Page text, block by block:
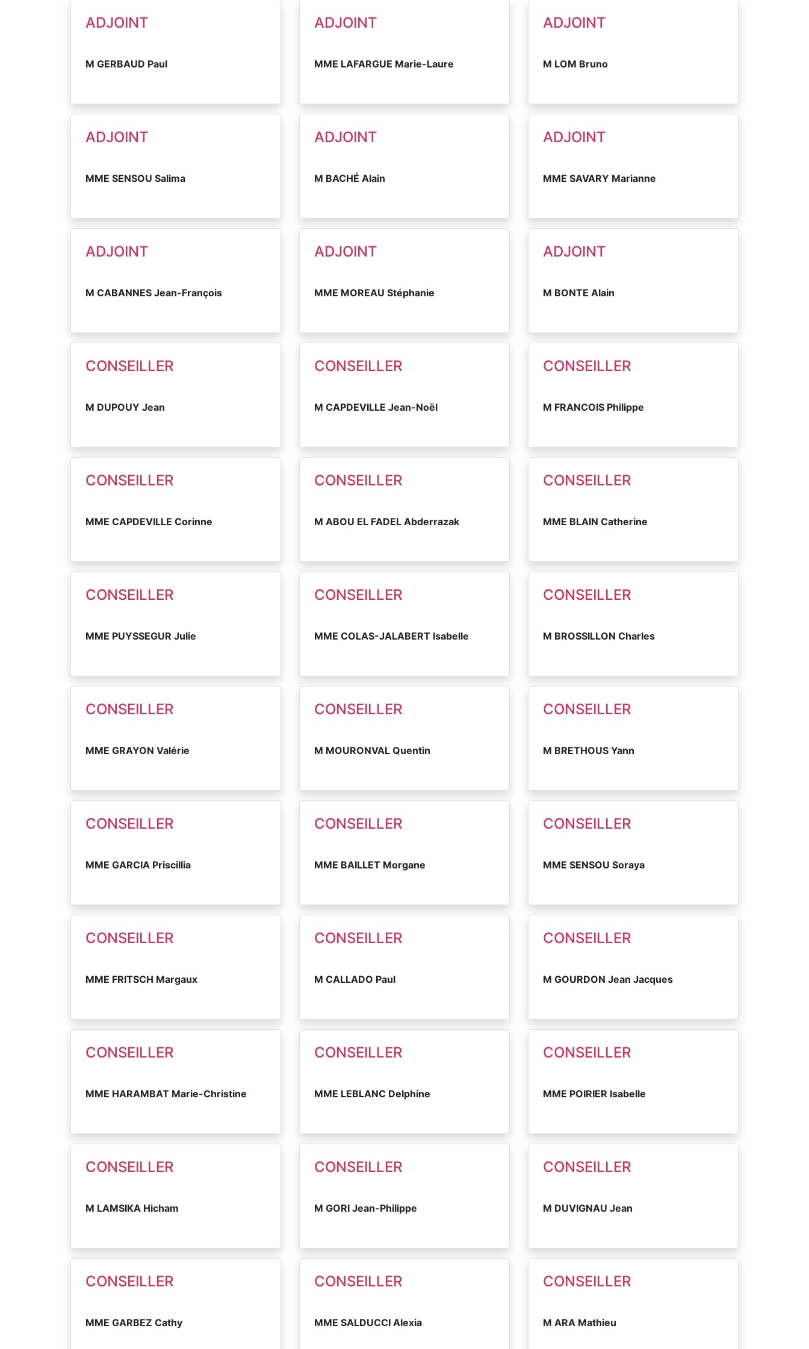
ADJOINT
M GERBAUD Paul
ADJOINT
MME LAFARGUE Marie-Laure
ADJOINT
M LOM Bruno
ADJOINT
MME SENSOU Salima
ADJOINT
M BACHÉ Alain
ADJOINT
MME SAVARY Marianne
ADJOINT
M CABANNES Jean-François
ADJOINT
MME MOREAU Stéphanie
ADJOINT
M BONTE Alain
CONSEILLER
M DUPOUY Jean
CONSEILLER
M CAPDEVILLE Jean-Noël
CONSEILLER
M FRANCOIS Philippe
CONSEILLER
MME CAPDEVILLE Corinne
CONSEILLER
M ABOU EL FADEL Abderrazak
CONSEILLER
MME BLAIN Catherine
CONSEILLER
MME PUYSSEGUR Julie
CONSEILLER
MME COLAS-JALABERT Isabelle
CONSEILLER
M BROSSILLON Charles
CONSEILLER
MME GRAYON Valérie
CONSEILLER
M MOURONVAL Quentin
CONSEILLER
M BRETHOUS Yann
CONSEILLER
MME GARCIA Priscillia
CONSEILLER
MME BAILLET Morgane
CONSEILLER
MME SENSOU Soraya
CONSEILLER
MME FRITSCH Margaux
CONSEILLER
M CALLADO Paul
CONSEILLER
M GOURDON Jean Jacques
CONSEILLER
MME HARAMBAT Marie-Christine
CONSEILLER
MME LEBLANC Delphine
CONSEILLER
MME POIRIER Isabelle
CONSEILLER
M LAMSIKA Hicham
CONSEILLER
M GORI Jean-Philippe
CONSEILLER
M DUVIGNAU Jean
CONSEILLER
MME GARBEZ Cathy
CONSEILLER
MME SALDUCCI Alexia
CONSEILLER
M ARA Mathieu